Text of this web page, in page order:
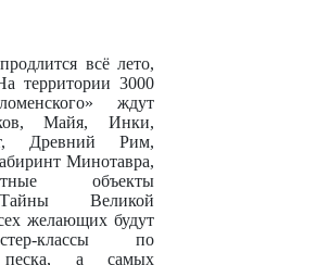
всё лето,
территории 3000
ждут
Майя, Инки,
Древний Рим,
Минотавра,
объекты
Великой
желающих будут
классы по
песка, а самых